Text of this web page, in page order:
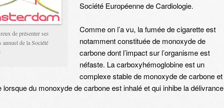
de présenter ses
de la Société
Société Européenne de Cardiologie.
Comme on l’a vu, la fumée de cigarette est
notamment constituée de monoxyde de
carbone dont l’impact sur l’organisme est
néfaste. La carboxyhémoglobine est un
complexe stable de monoxyde de carbone et
lorsque du monoxyde de carbone est inhalé et qui inhibe la délivrance